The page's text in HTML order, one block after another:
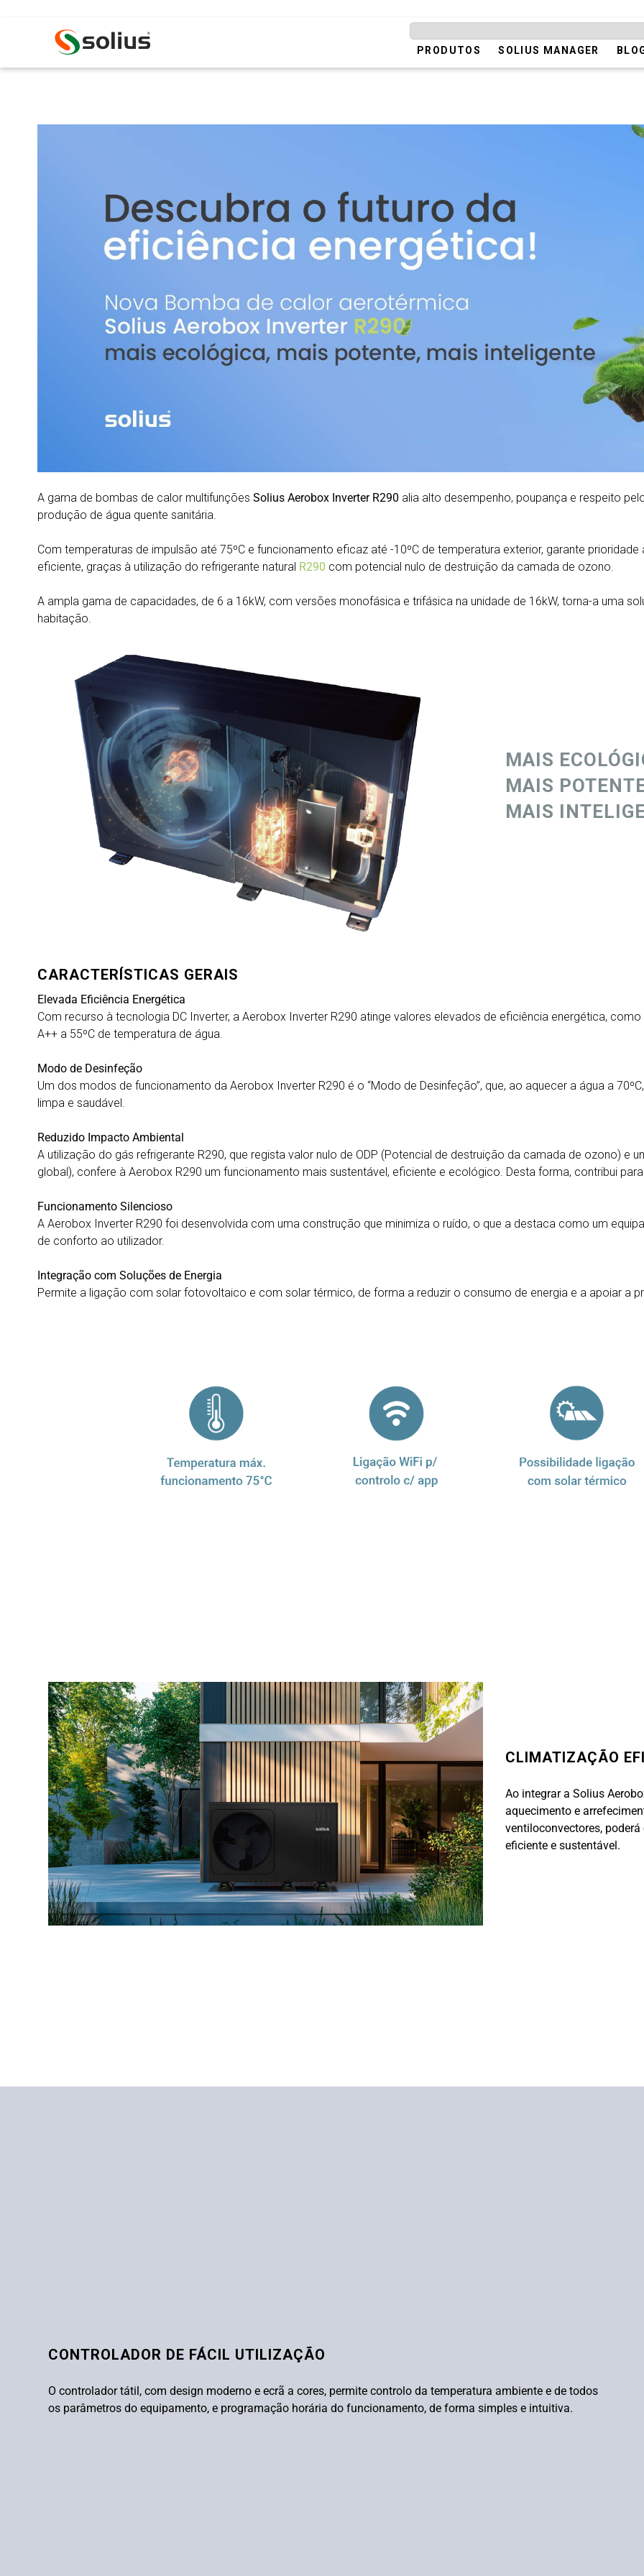
PRODUTOS SOLIUS MANAGER
A gama de bombas de calor multifunções Solius Aerobox Inverter R290 alia alto desempenho, poupança e respeito
produção de água quente sanitária.
Com temperaturas de impulsão até 75ºC e funcionamento eficaz até -10ºC de temperatura exterior, garante
eficiente, graças à utilização do refrigerante natural R290 com potencial nulo de destruição da camada de ozono.
A ampla gama de capacidades, de 6 a 16kW, com versões monofásica e trifásica na unidade de 16kW, torna-a uma
habitação.
MAIS
MAIS
MAIS
CARACTERÍSTICAS GERAIS
Elevada Eficiência Energética
Com recurso à tecnologia DC Inverter, a Aerobox Inverter R290 atinge valores elevados de eficiência energética,
A++ a 55ºC de temperatura de água.
Modo de Desinfeção
Um dos modos de funcionamento da Aerobox Inverter R290 é o “Modo de Desinfeção”, que, ao aquecer a água a
limpa e saudável.
Reduzido Impacto Ambiental
A utilização do gás refrigerante R290, que regista valor nulo de ODP (Potencial de destruição da camada de ozono) e
global), confere à Aerobox R290 um funcionamento mais sustentável, eficiente e ecológico. Desta forma, contribui
Funcionamento Silencioso
A Aerobox Inverter R290 foi desenvolvida com uma construção que minimiza o ruído, o que a destaca como um
de conforto ao utilizador.
Integração com Soluções de Energia
Permite a ligação com solar fotovoltaico e com solar térmico, de forma a reduzir o consumo de energia e a apoiar a
CLIMATIZAÇÃO
Ao integrar a Solius
aquecimento e
ventiloconvectores,
eficiente e sustentável.
CONTROLADOR DE FÁCIL UTILIZAÇÃO
O controlador tátil, com design moderno e ecrã a cores, permite controlo da temperatura ambiente e de todos
os parâmetros do equipamento, e programação horária do funcionamento, de forma simples e intuitiva.